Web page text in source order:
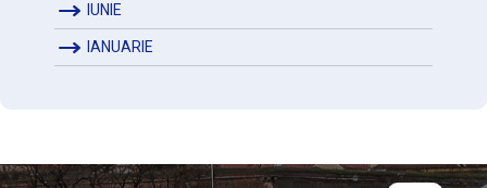
IUNIE
IANUARIE